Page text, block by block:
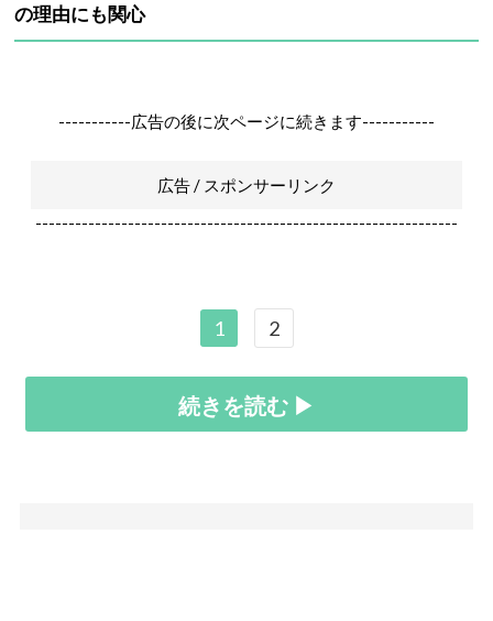
の理由にも関心
-----------広告の後に次ページに続きます-----------
広告 / スポンサーリンク
----------------------------------------------------------------
1 2
続きを読む ▶